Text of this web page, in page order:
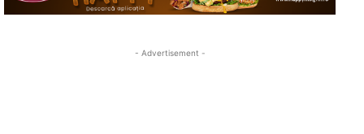
- Advertisement -